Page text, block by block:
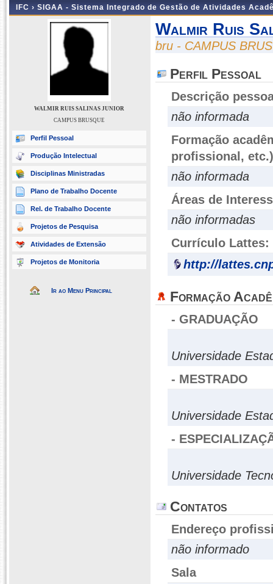
IFC › SIGAA - Sistema Integrado de Gestão de Atividades
WALMIR RUIS SALINAS JUNIOR
CAMPUS BRUSQUE
Perfil Pessoal
Produção Intelectual
Disciplinas Ministradas
Plano de Trabalho Docente
Rel. de Trabalho Docente
Projetos de Pesquisa
Atividades de Extensão
Projetos de Monitoria
Ir ao Menu Principal
Walmir Ruis
bru - CAMPUS
Perfil Pessoal
Descrição
não informada
Formação
profissional, etc.)
não informada
Áreas de
não informadas
Currículo Lattes:
http://
Formação
- GRADUAÇÃO
Universidade
- MESTRADO
Universidade
-
Universidade
Contatos
Endereço
não informado
Sala